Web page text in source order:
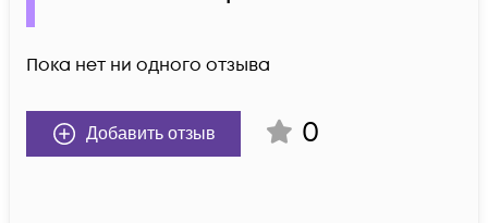
Пока нет ни одного отзыва
Добавить отзыв 0